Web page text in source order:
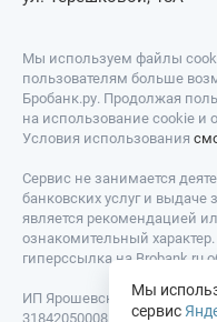
Мы используем файлы
пользователям больше
Бробанк.ру. Продолжая
на использование cookie и
Условия использования
Сервис не занимается
банковских услуг и
является рекомендацией
ознакомительный
гиперссылка на Brobank.ru
ИП Ярошевский Д.И. ИНН:
318420500081301.
Мы
сервис